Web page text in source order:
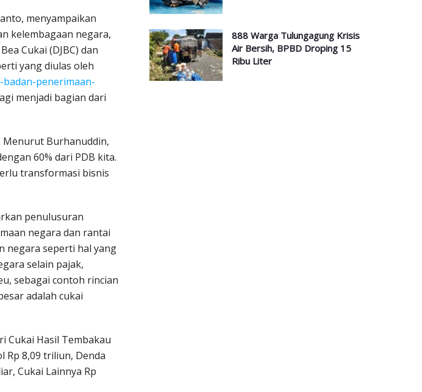
menyampaikan
kelembagaan negara,
Cukai (DJBC) dan
yang diulas oleh
penerimaan-
menjadi bagian dari
Menurut Burhanuddin,
60% dari PDB kita.
transformasi bisnis
penulusuran
negara dan rantai
negara seperti hal yang
selain pajak,
sebagai contoh rincian
adalah cukai
Cukai Hasil Tembakau
Rp 8,09 triliun, Denda
Cukai Lainnya Rp
888 Warga Tulungagung Krisis
Air Bersih, BPBD Droping 15
Ribu Liter